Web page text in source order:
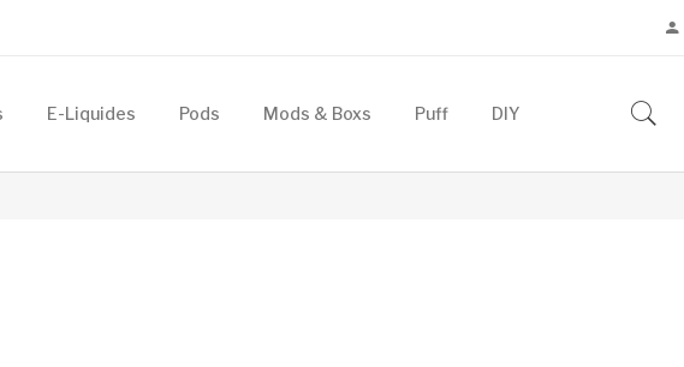
E-Liquides Pods Mods & Boxs Puff DIY